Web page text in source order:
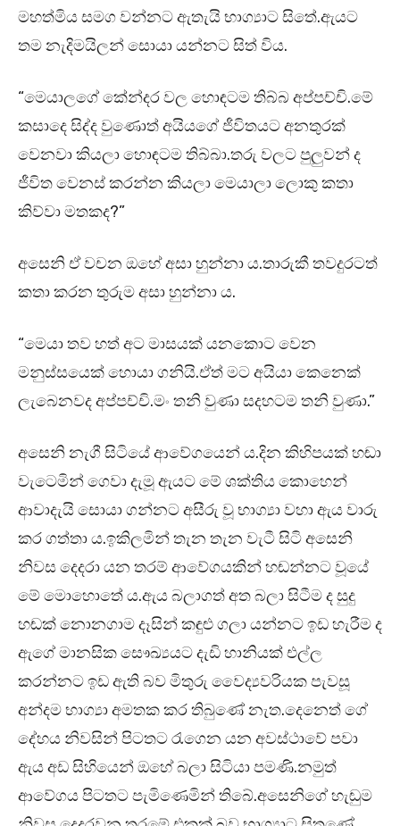
මහත්මිය සමග වන්නට ඇතැයි භාග්‍යාට සිතේ.ඇයට
තම නැදිමයිලන් සොයා යන්නට සිත් විය.
“මෙයාලගේ කේන්දර වල හොඳටම තිබ්බ අප්පච්චි.මේ
කසාදෙ සිද්ද වුණොත් අයියගේ ජීවිතයට අනතුරක්
වෙනවා කියලා හොඳටම තිබ්බා.තරු වලට පුලුවන් ද
ජීවිත වෙනස් කරන්න කියලා මෙයාලා ලොකු කතා
කිව්වා මතකද?”
අසෙනි ඒ වචන ඔහේ අසා හුන්නා ය.තාරුකී තවදුරටත්
කතා කරන තුරුම අසා හුන්නා ය.
“මෙයා තව හත් අට මාසයක් යනකොට වෙන
මනුස්සයෙක් හොයා ගනියි.ඒත් මට අයියා කෙනෙක්
ලැබෙනවද අප්පච්චි.මං තනි වුණා සදහටම තනි වුණා.”
අසෙනි නැගී සිටියේ ආවේගයෙන් ය.දින කිහිපයක් හඬා
වැටෙමින් ගෙවා දැමූ ඇයට මේ ශක්තිය කොහෙන්
ආවාදැයි සොයා ගන්නට අසීරු වූ භාග්‍යා වහා ඇය වාරු
කර ගත්තා ය.ඉකිලමින් තැන තැන වැටී සිටි අසෙනි
නිවස දෙදරා යන තරම් ආවේගයකින් හඬන්නට වූයේ
මේ මොහොතේ ය.ඇය බලාගත් අත බලා සිටීම ද සුදු
හඬක් නොනගාම දෑසින් කඳුළු ගලා යන්නට ඉඩ හැරීම ද
ඇගේ මානසික සෞඛ්‍යයට දැඩි හානියක් එල්ල
කරන්නට ඉඩ ඇති බව මිතුරු වෛද්‍යවරියක පැවසූ
අන්දම භාග්‍යා අමතක කර තිබුණේ නැත.දෙනෙත් ගේ
දේහය නිවසින් පිටතට රැගෙන යන අවස්ථාවේ පවා
ඇය අඩ සිහියෙන් ඔහේ බලා සිටියා පමණි.නමුත්
ආවේගය පිටතට පැමිණෙමින් තිබේ.අසෙනිගේ හැඬුම